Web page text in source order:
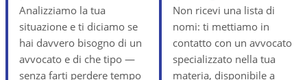
Analizziamo la tua
situazione e ti diciamo se
hai davvero bisogno di un
avvocato e di che tipo —
senza farti perdere tempo
Non ricevi una lista di
nomi: ti mettiamo in
contatto con un avvocato
specializzato nella tua
materia, disponibile a